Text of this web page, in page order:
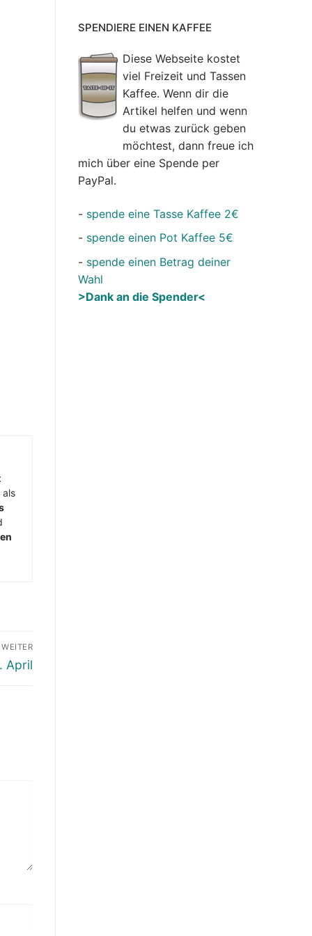
WEITER
April
SPENDIERE EINEN KAFFEE
Diese Webseite kostet
viel Freizeit und Tassen
Kaffee. Wenn dir die
Artikel helfen und wenn
du etwas zurück geben
möchtest, dann freue ich
mich über eine Spende per
PayPal.
- spende eine Tasse Kaffee 2€
- spende einen Pot Kaffee 5€
- spende einen Betrag deiner
Wahl
>Dank an die Spender<